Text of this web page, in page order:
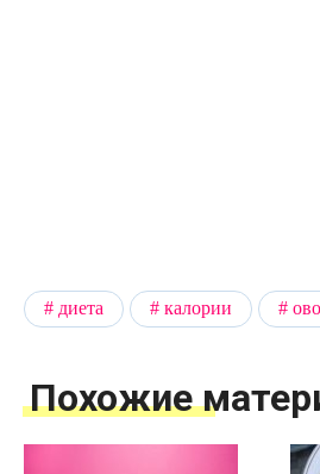
диета калории
Похожие